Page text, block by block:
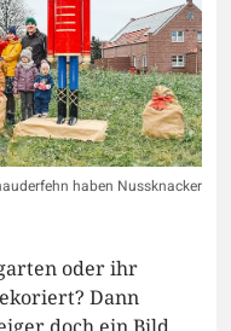
haben Nussknacker
oder ihr
Dann